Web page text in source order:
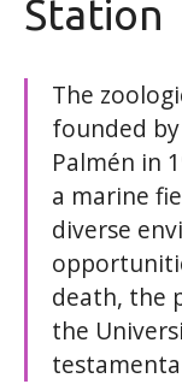
Station
The
founded
Palmén in
a marine
diverse
death, the
the